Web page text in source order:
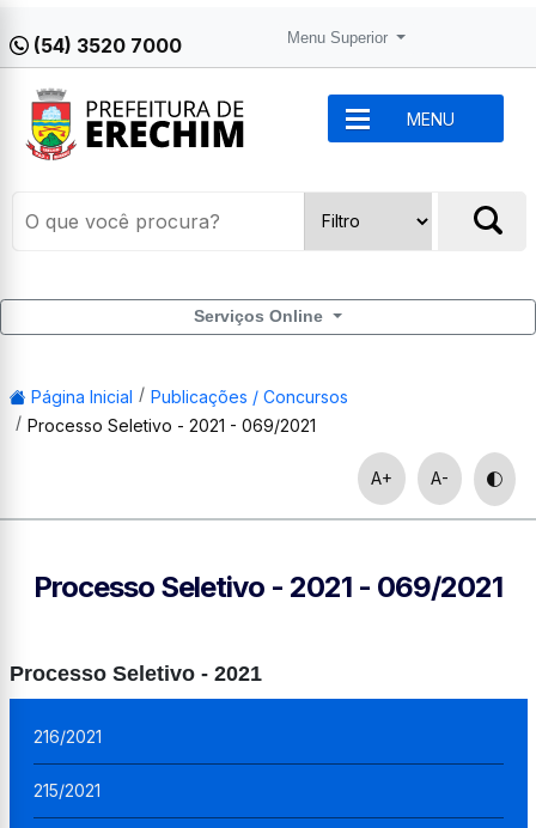
(54) 3520 7000 Menu Superior
MENU
Serviços Online
Página Inicial
Publicações / Concursos
Processo Seletivo - 2021 - 069/2021
A+ A-
Processo Seletivo - 2021 - 069/2021
Processo Seletivo - 2021
216/2021
215/2021